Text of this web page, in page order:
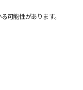
可能性があります。